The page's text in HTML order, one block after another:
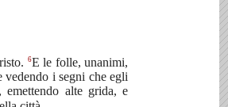
6E le folle, unanimi,
vedendo i segni che egli
alte grida, e